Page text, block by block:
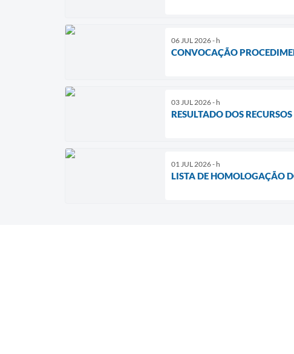
06 JUL 2026 - h
CONVOCAÇÃO
03 JUL 2026 - h
RESULTADO DOS
01 JUL 2026 - h
LISTA DE HOMOLOGAÇÃO